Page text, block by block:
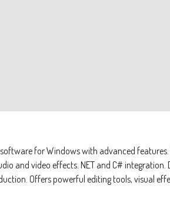
for Windows with advanced
and video effects. NET and C# integration.
Offers powerful editing tools, visual